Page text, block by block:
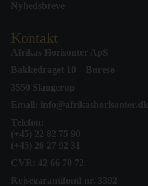
Nyhedsbreve
Kontakt
Afrikas Horisonter ApS
Bakkedraget 10 – Buresø
3550 Slangerup
Email: info@afrikashorisonter.dk
Telefon:
(+45) 22 82 75 90
(+45) 26 27 92 31
CVR: 42 66 70 72
Rejsegarantifond nr. 3392